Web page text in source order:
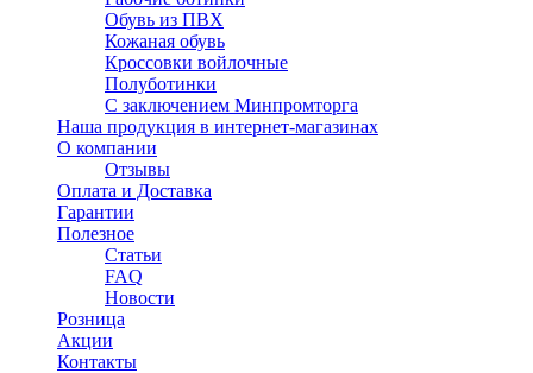
Обувь из ПВХ
Кожаная обувь
Кроссовки войлочные
Полуботинки
C заключением Минпромторга
Наша продукция в интернет-магазинах
О компании
Отзывы
Оплата и Доставка
Гарантии
Полезное
Статьи
FAQ
Новости
Розница
Акции
Контакты